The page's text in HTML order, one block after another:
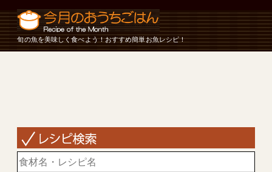
旬の魚を美味しく食べよう！おすすめ簡単お魚レシピ！